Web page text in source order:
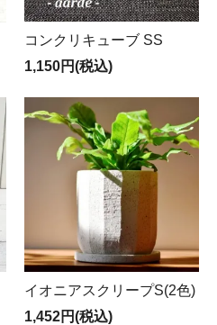
コンクリキューブ SS
1,150円(税込)
イオニアスクリープS(2色)
1,452円(税込)